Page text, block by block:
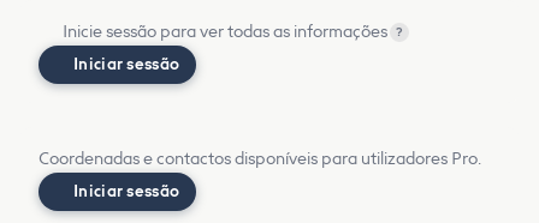
Inicie sessão para ver todas as informações ?
Iniciar sessão
Coordenadas e contactos disponíveis para utilizadores Pro.
Iniciar sessão